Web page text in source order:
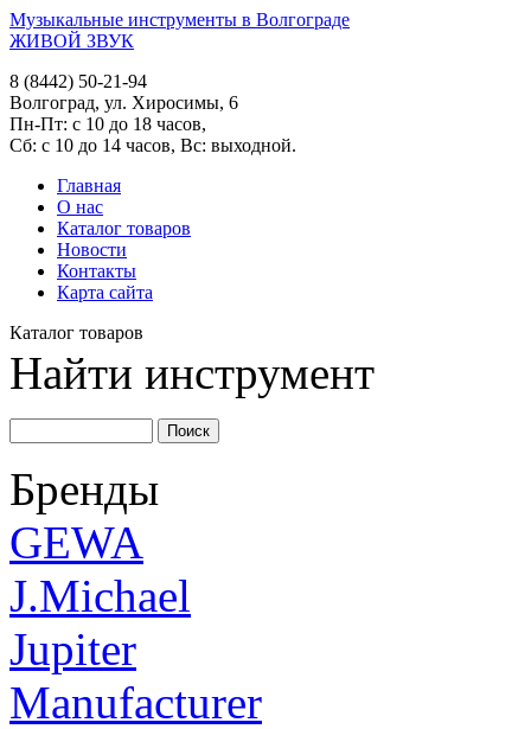
Музыкальные инструменты в Волгограде
ЖИВОЙ ЗВУК
8 (8442) 50-21-94
Волгоград, ул. Хиросимы, 6
Пн-Пт: с 10 до 18 часов,
Сб: с 10 до 14 часов, Вс: выходной.
Главная
О нас
Каталог товаров
Новости
Контакты
Карта сайта
Каталог товаров
Найти инструмент
Бренды
GEWA
J.Michael
Jupiter
Manufacturer